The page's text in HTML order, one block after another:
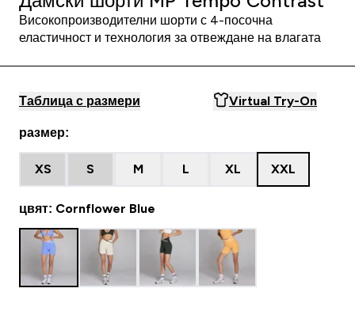
Високопроизводителни шорти с 4-посочна
еластичност и технология за отвеждане на влагата
Таблица с размери Virtual Try-On
размер:
XS S M L XL XXL
цвят: Cornflower Blue